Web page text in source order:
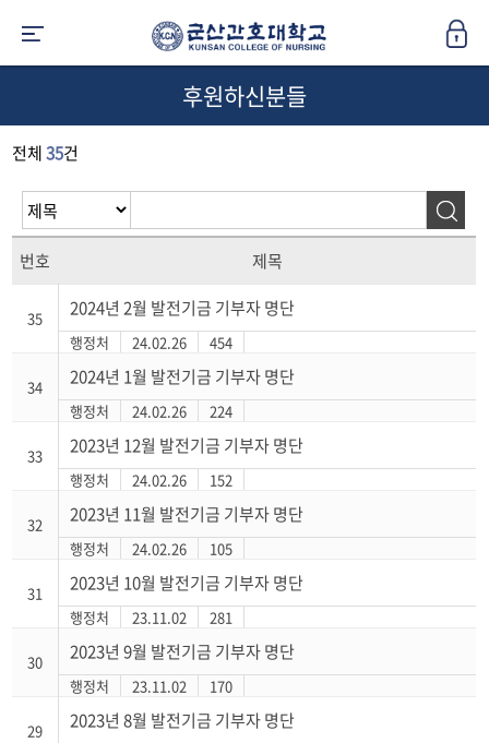
후원하신분들
전체35건
번호 제목
35 2024년 2월 발전기금 기부자 명단
행정처 24.02.26 454
34 2024년 1월 발전기금 기부자 명단
행정처 24.02.26 224
33 2023년 12월 발전기금 기부자 명단
행정처 24.02.26 152
32 2023년 11월 발전기금 기부자 명단
행정처 24.02.26 105
31 2023년 10월 발전기금 기부자 명단
행정처 23.11.02 281
30 2023년 9월 발전기금 기부자 명단
행정처 23.11.02 170
29 2023년 8월 발전기금 기부자 명단